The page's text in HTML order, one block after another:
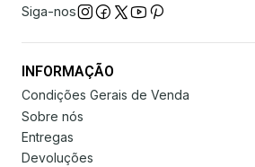
Siga-nos
INFORMAÇÃO
Condições Gerais de Venda
Sobre nós
Entregas
Devoluções